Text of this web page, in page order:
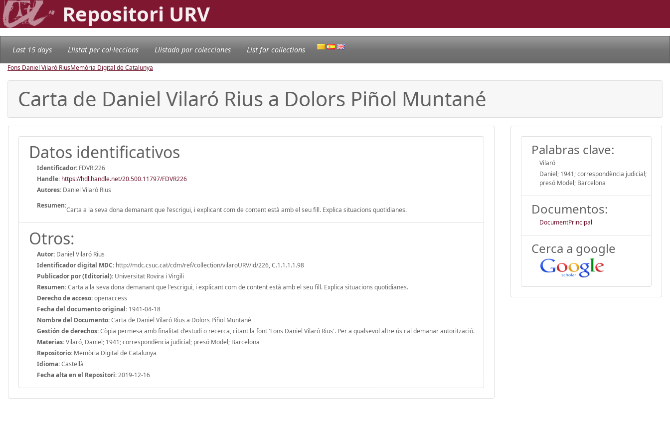
Repositori URV
Last 15 days Llistat per col·leccions Llistado por colecciones List for collections
Fons Daniel Vilaró RiusMemòria Digital de Catalunya
Carta de Daniel Vilaró Rius a Dolors Piñol Muntané
Datos identificativos
Identificador: FDVR:226
Handle: https://hdl.handle.net/20.500.11797/FDVR226
Autores: Daniel Vilaró Rius
Resumen:
Carta a la seva dona demanant que l'escrigui, i explicant com de content està amb el seu fill. Explica situacions quotidianes.
Otros:
Autor: Daniel Vilaró Rius
Identificador digital MDC: http://mdc.csuc.cat/cdm/ref/collection/vilaroURV/id/226, C.1.1.1.1.98
Publicador por (Editorial): Universitat Rovira i Virgili
Resumen:Carta a la seva dona demanant que l'escrigui, i explicant com de content està amb el seu fill. Explica situacions quotidianes.
Derecho de acceso:openaccess
Fecha del documento original: 1941-04-18
Nombre del Documento:Carta de Daniel Vilaró Rius a Dolors Piñol Muntané
Gestión de derechos:Còpia permesa amb finalitat d'estudi o recerca, citant la font 'Fons Daniel Vilaró Rius'. Per a qualsevol altre ús cal demanar autorització.
Materias:Vilaró, Daniel; 1941; correspondència judicial; presó Model; Barcelona
Repositorio: Memòria Digital de Catalunya
Idioma:Castellà
Fecha alta en el Repositori:2019-12-16
Palabras clave:
Vilaró
Daniel; 1941; correspondència judicial;
presó Model; Barcelona
Documentos:
DocumentPrincipal
Cerca a google